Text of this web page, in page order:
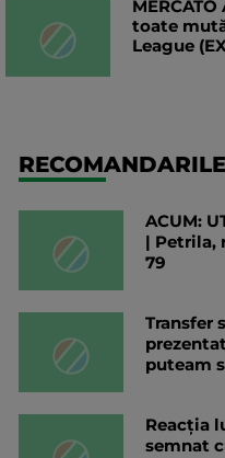
toate
League
ACUM:
| Petrila,
79
Transfer
puteam
Reacția
semnat